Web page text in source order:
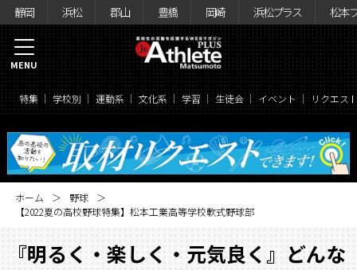
静岡 浜松 郡山 豊橋 岡崎 浜松プラス 松本
特集 学校別 運動系 文化系 学習 生徒会 イベント リクエス
MENU
ホーム
野球
【2022夏の高校野球特集】松本工業高等学校軟式野球部
『明るく・楽しく・元気良く』どんな